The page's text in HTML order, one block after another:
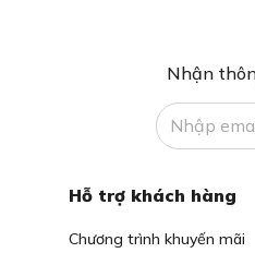
Nhận
Hỗ trợ khách hàng
Chương trình khuyến mãi